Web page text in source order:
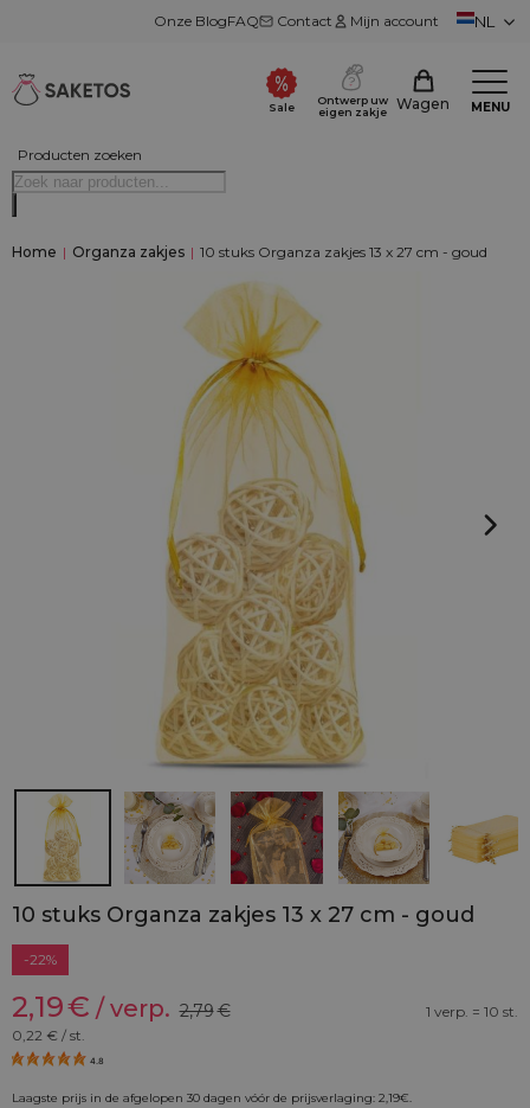
Onze BlogFAQ Contact Mijn account NL
Producten zoeken
Sale
Ontwerp uw
eigen zakje
Wagen MENU
Home | Organza zakjes | 10 stuks Organza zakjes 13 x 27 cm - goud
10 stuks Organza zakjes 13 x 27 cm - goud
-22%
2,19€ / verp. 2,79€
1 verp. = 10 st.
0,22 € / st.
4.8
Laagste prijs in de afgelopen 30 dagen vóór de prijsverlaging: 2,19€.